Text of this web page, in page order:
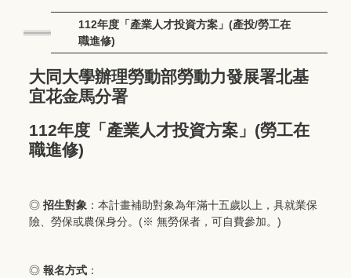
112年度「產業人才投資方案」(產投/勞工在
職進修)
大同大學辦理勞動部勞動力發展署北基
宜花金馬分署
112年度「產業人才投資方案」(勞工在
職進修)
◎ 招生對象 ：本計畫補助對象為年滿十五歲以上，具就業保
險、勞保或農保身分。(※ 無勞保者，可自費參加。)
◎ 報名方式 ：